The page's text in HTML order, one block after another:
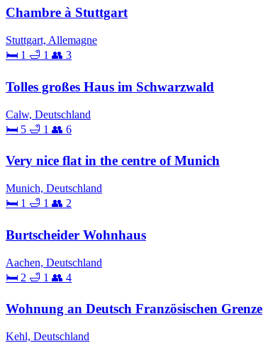
Chambre à Stuttgart
Stuttgart, Allemagne
🛏 1 🛁 1 👥 3
Tolles großes Haus im Schwarzwald
Calw, Deutschland
🛏 5 🛁 1 👥 6
Very nice flat in the centre of Munich
Munich, Deutschland
🛏 1 🛁 1 👥 2
Burtscheider Wohnhaus
Aachen, Deutschland
🛏 2 🛁 1 👥 4
Wohnung an Deutsch Französischen Grenze
Kehl, Deutschland